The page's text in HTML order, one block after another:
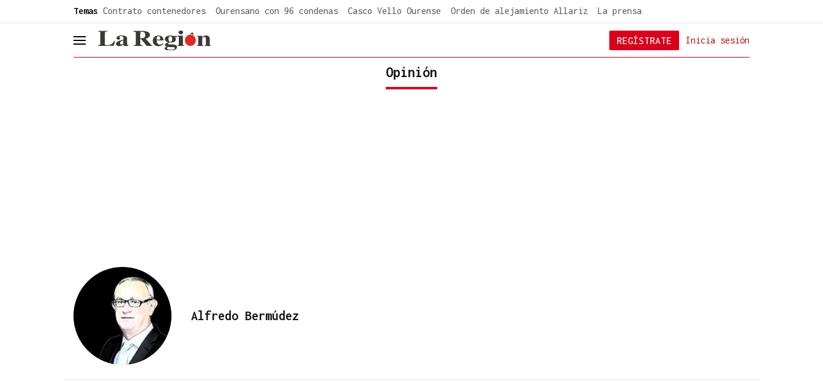
Temas Contrato contenedores Ourensano con 96 condenas Casco Vello Ourense Orden de alejamiento Allariz La prensa
header.menu.open Inicia sesión
REGÍSTRATE
Opinión
Alfredo Bermúdez